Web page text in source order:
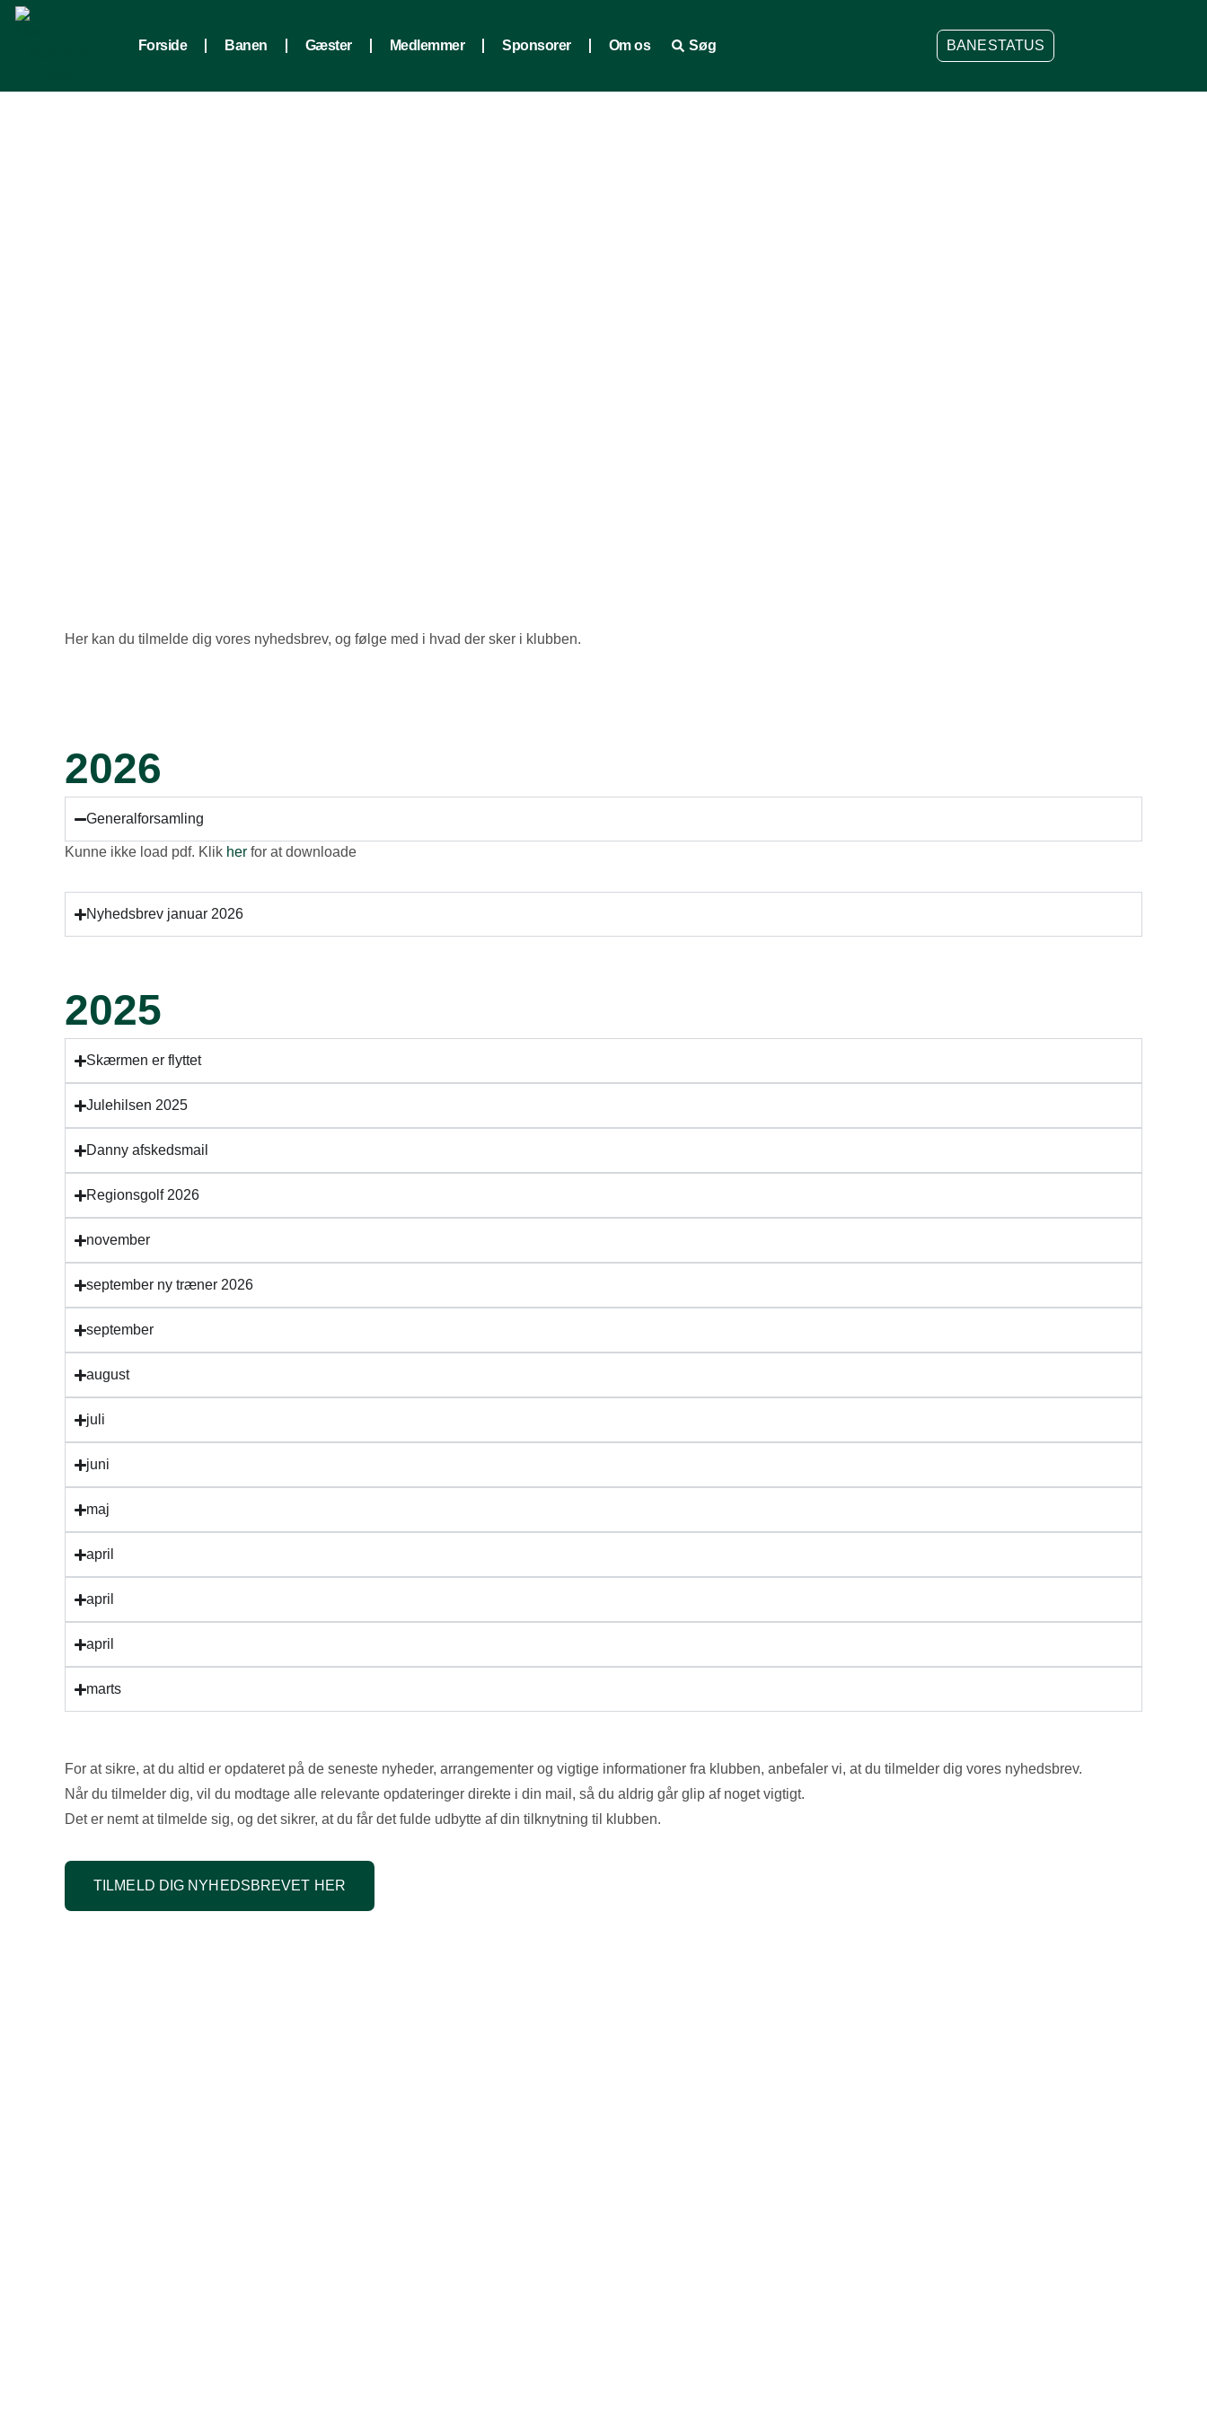
Forside Banen Gæster Medlemmer Sponsorer Om os Søg BANESTATUS
Her kan du tilmelde dig vores nyhedsbrev, og følge med i hvad der sker i klubben.
2026
Generalforsamling
Kunne ikke load pdf. Klik her for at downloade
Nyhedsbrev januar 2026
2025
Skærmen er flyttet
Julehilsen 2025
Danny afskedsmail
Regionsgolf 2026
november
september ny træner 2026
september
august
juli
juni
maj
april
april
april
marts
For at sikre, at du altid er opdateret på de seneste nyheder, arrangementer og vigtige informationer fra klubben, anbefaler vi, at du tilmelder dig vores nyhedsbrev.
Når du tilmelder dig, vil du modtage alle relevante opdateringer direkte i din mail, så du aldrig går glip af noget vigtigt.
Det er nemt at tilmelde sig, og det sikrer, at du får det fulde udbytte af din tilknytning til klubben.
TILMELD DIG NYHEDSBREVET HER